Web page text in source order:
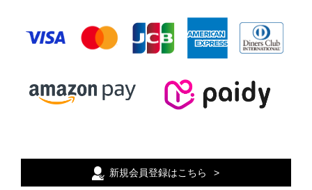
新規会員登録はこちら